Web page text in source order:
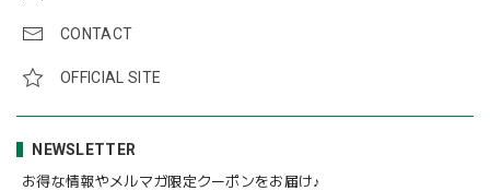
CONTACT
OFFICIAL SITE
NEWSLETTER
お得な情報やメルマガ限定クーポンをお届け♪